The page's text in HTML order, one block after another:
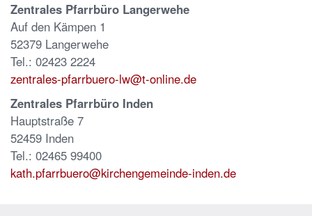
Zentrales Pfarrbüro Langerwehe
Auf den Kämpen 1
52379 Langerwehe
Tel.: 02423 2224
zentrales-pfarrbuero-lw@t-online.de
Zentrales Pfarrbüro Inden
Hauptstraße 7
52459 Inden
Tel.: 02465 99400
kath.pfarrbuero@kirchengemeinde-inden.de